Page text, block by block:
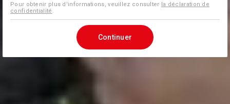
Pour obtenir plus d'informations, veuillez consulter la déclaration de
confidentialité
Continuer